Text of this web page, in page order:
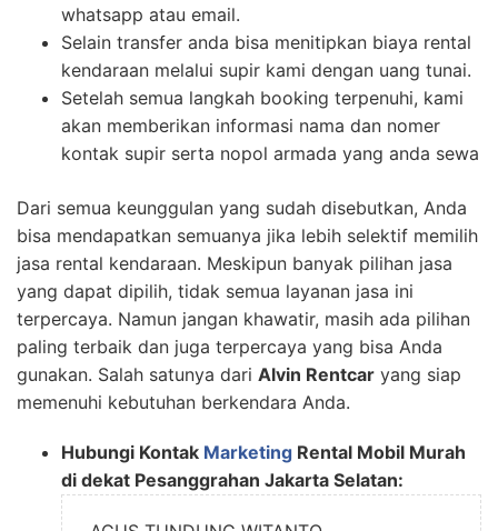
whatsapp atau email.
Selain transfer anda bisa menitipkan biaya rental
kendaraan melalui supir kami dengan uang tunai.
Setelah semua langkah booking terpenuhi, kami
akan memberikan informasi nama dan nomer
kontak supir serta nopol armada yang anda sewa
Dari semua keunggulan yang sudah disebutkan, Anda
bisa mendapatkan semuanya jika lebih selektif memilih
jasa rental kendaraan. Meskipun banyak pilihan jasa
yang dapat dipilih, tidak semua layanan jasa ini
terpercaya. Namun jangan khawatir, masih ada pilihan
paling terbaik dan juga terpercaya yang bisa Anda
gunakan. Salah satunya dari Alvin Rentcar yang siap
memenuhi kebutuhan berkendara Anda.
Hubungi Kontak Marketing Rental Mobil Murah
di dekat Pesanggrahan Jakarta Selatan: